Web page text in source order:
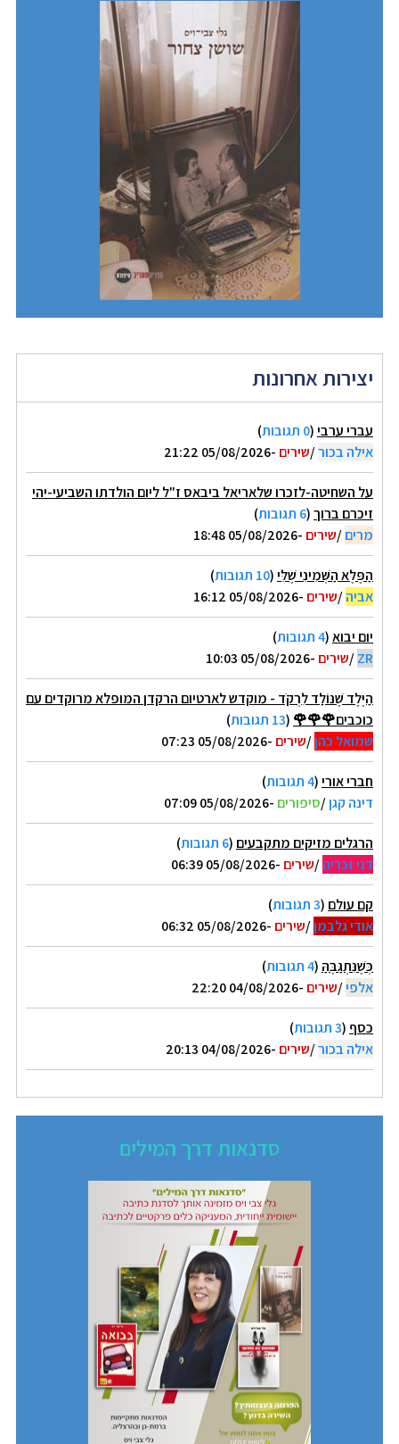
יצירות אחרונות
עברי ערבי(0 תגובות
)
אילה בכור/שירים -05/08/2026 21:22
על השחיטה-לזכרו שלאריאל ביבאס ז"ל ליום הולדתו השביעי-יהי
זיכרם ברוך(6 תגובות
)
מרים/שירים -05/08/2026 18:48
הַפֶּלֶא הַשְּׁמִינִי שֶׁלִּי(10 תגובות
)
אביה/שירים -05/08/2026 16:12
יום יבוא(4 תגובות
)
ZR
/שירים -05/08/2026 10:03
הַיֶּלֶד שֶׁנּוֹלַד לִרְקֹד - מוקדש לארטיום הרקדן המופלא מרוקדים עם
כוכבים🌹🌹🌹 (13 תגובות
)
שמואל כהן/שירים -05/08/2026 07:23
חברי אורי(4 תגובות
)
דינה קגן/סיפורים -05/08/2026 07:09
הרגלים מזיקים מתקבעים (6 תגובות
)
דני זכריה/שירים -05/08/2026 06:39
קם עולם (3 תגובות
)
אודי גלבמן/שירים -05/08/2026 06:32
כְּשֶׁנִּתְגַּבֶּהַּ (4 תגובות
)
אלפי/שירים -04/08/2026 22:20
כסף (3 תגובות
)
אילה בכור/שירים -04/08/2026 20:13
סדנאות דרך המילים